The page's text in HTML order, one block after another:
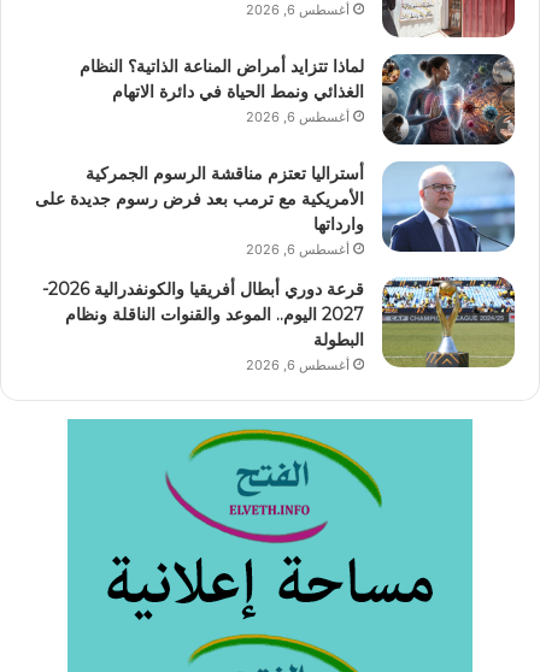
أغسطس 6, 2026
لماذا تتزايد أمراض المناعة الذاتية؟ النظام
الغذائي ونمط الحياة في دائرة الاتهام
أغسطس 6, 2026
أستراليا تعتزم مناقشة الرسوم الجمركية
الأمريكية مع ترمب بعد فرض رسوم جديدة على
وارداتها
أغسطس 6, 2026
قرعة دوري أبطال أفريقيا والكونفدرالية 2026-
2027 اليوم.. الموعد والقنوات الناقلة ونظام
البطولة
أغسطس 6, 2026